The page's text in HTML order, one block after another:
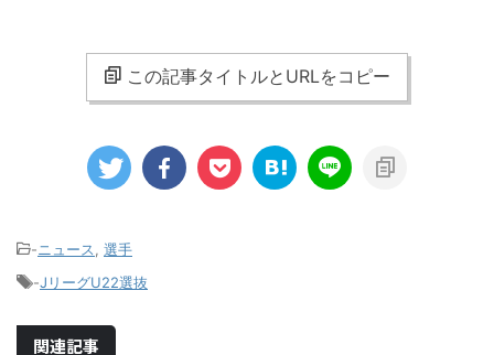
この記事タイトルとURLをコピー
-ニュース
選手
-JリーグU22選抜
関連記事